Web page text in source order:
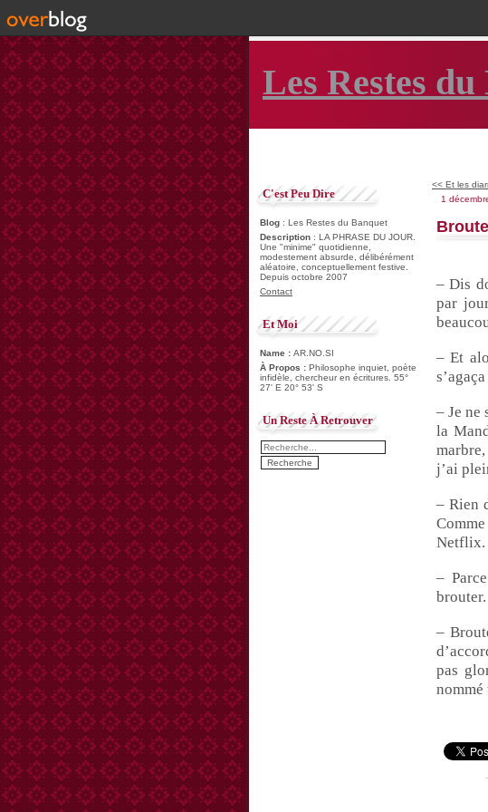
Les Restes
C'est Peu Dire
Blog : Les Restes du Banquet
Description : LA PHRASE DU JOUR.
Une "minime" quotidienne,
modestement absurde, délibérément
aléatoire, conceptuellement festive.
Depuis octobre 2007
Contact
Et Moi
Name : AR.NO.SI
À Propos : Philosophe inquiet, poète
infidèle, chercheur en écritures. 55°
27' E 20° 53' S
Un Reste À Retrouver
<< Et les
1
– Dis
par
– Et
– Je ne
la
j’ai
– Rien
Netflix.
–
brouter.
–
pas
nommé